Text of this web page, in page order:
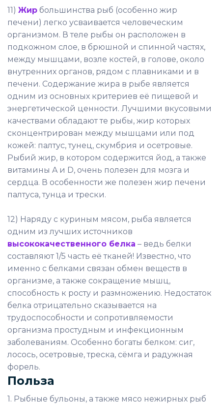
11) Жир большинства рыб (особенно жир
печени) легко усваивается человеческим
организмом. В теле рыбы он расположен в
подкожном слое, в брюшной и спинной частях,
между мышцами, возле костей, в голове, около
внутренних органов, рядом с плавниками и в
печени. Содержание жира в рыбе является
одним из основных критериев её пищевой и
энергетической ценности. Лучшими вкусовыми
качествами обладают те рыбы, жир которых
сконцентрирован между мышцами или под
кожей: палтус, тунец, скумбрия и осетровые.
Рыбий жир, в котором содержится йод, а также
витамины A и D, очень полезен для мозга и
сердца. В особенности же полезен жир печени
палтуса, тунца и трески.
12) Наряду с куриным мясом, рыба является
одним из лучших источников
высококачественного белка – ведь белки
составляют 1/5 часть её тканей! Известно, что
именно с белками связан обмен веществ в
организме, а также сокращение мышц,
способность к росту и размножению. Недостаток
белка отрицательно сказывается на
трудоспособности и сопротивляемости
организма простудным и инфекционным
заболеваниям. Особенно богаты белком: сиг,
лосось, осетровые, треска, сёмга и радужная
форель.
Польза
1. Рыбные бульоны, а также мясо нежирных рыб